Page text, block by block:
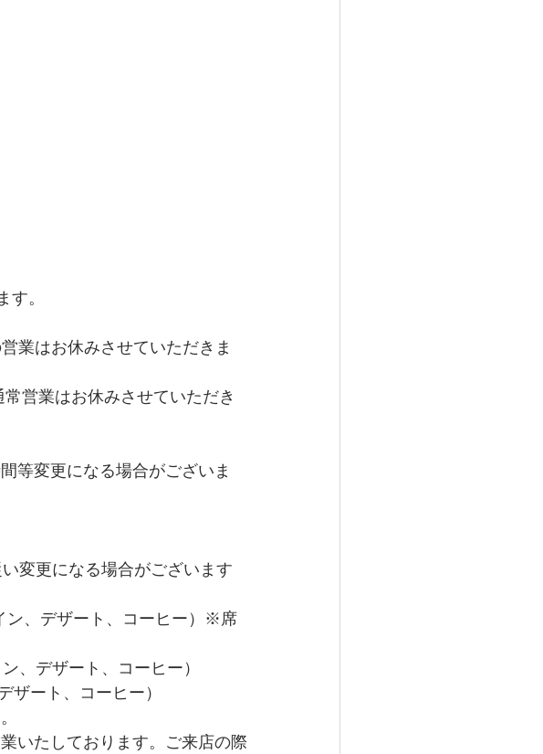
。
業はお休みさせていただきま
営業はお休みさせていただき
等変更になる場合がございま
変更になる場合がございます
ン、デザート、コーヒー）※席
、デザート、コーヒー）
ザート、コーヒー）
いたしております。ご来店の際